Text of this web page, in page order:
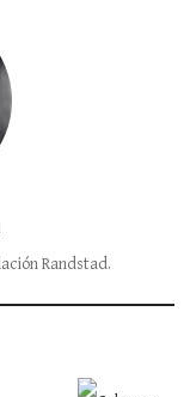
Randstad.